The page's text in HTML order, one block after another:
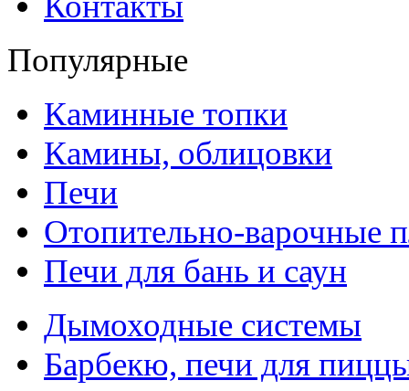
Популярные
Каминные топки
Камины, облицовки
Печи
Отопительно-варочные
Печи для бань и саун
Дымоходные системы
Барбекю, печи для